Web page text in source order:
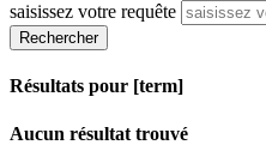
saisissez votre requête
Rechercher
Résultats pour [term]
Aucun résultat trouvé